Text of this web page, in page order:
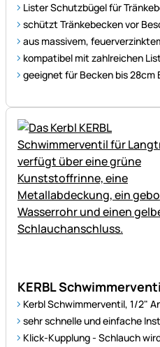
Lister Schutzbügel für
schützt Tränkebecken vor
aus massivem,
kompatibel mit zahlreichen
geeignet für Becken bis 28cm
KERBL
Kerbl Schwimmerventil, 1/2"
sehr schnelle und einfache
Klick-Kupplung - Schlauch